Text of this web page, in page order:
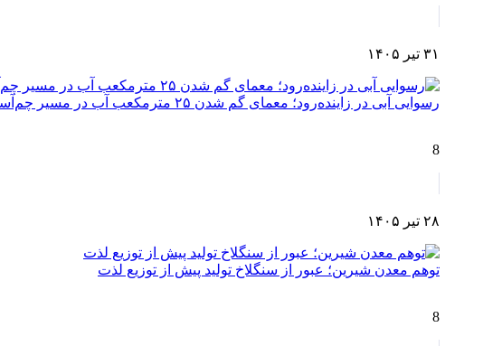
۳۱ تیر ۱۴۰۵
رسوایی آبی در زاینده‌رود؛ معمای گم شدن ۲۵ مترمکعب آب در مسیر چم‌آسمان تا اصفهان!
8
۲۸ تیر ۱۴۰۵
توهم معدن شیرین؛ عبور از سنگلاخ تولید پیش از توزیع لذت
8